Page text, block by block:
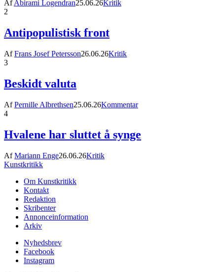
AfAbirami Logendran25.06.26Kritik
2
Antipopulistisk front
AfFrans Josef Petersson26.06.26Kritik
3
Beskidt valuta
AfPernille Albrethsen25.06.26Kommentar
4
Hvalene har sluttet å synge
AfMariann Enge26.06.26Kritik
Kunstkritikk
Om Kunstkritikk
Kontakt
Redaktion
Skribenter
Annonceinformation
Arkiv
Nyhedsbrev
Facebook
Instagram